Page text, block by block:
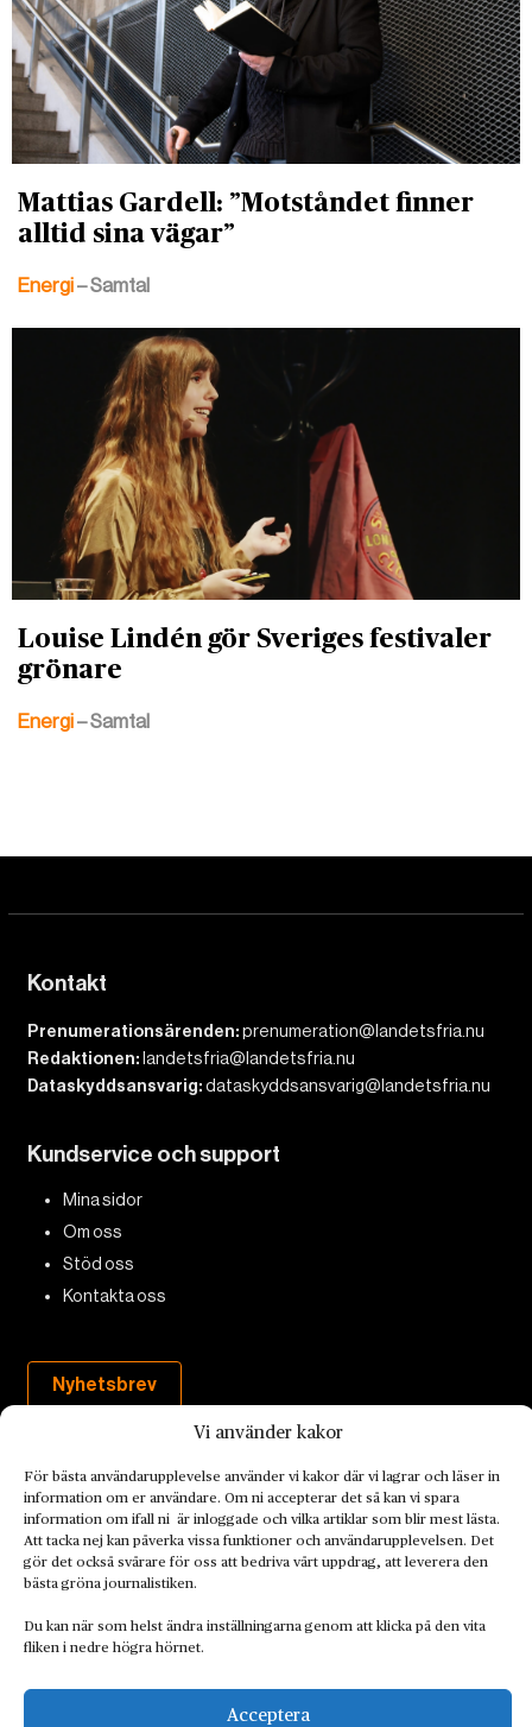
Vi använder kakor
För bästa användarupplevelse använder vi kakor där vi lagrar och läser in
information om er användare. Om ni accepterar det så kan vi spara
information om ifall ni är inloggade och vilka artiklar som blir mest lästa.
Att tacka nej kan påverka vissa funktioner och användarupplevelsen. Det
gör det också svårare för oss att bedriva vårt uppdrag, att leverera den
bästa gröna journalistiken.
Du kan när som helst ändra inställningarna genom att klicka på den vita
fliken i nedre högra hörnet.
Acceptera
Mattias Gardell: ”Motståndet finner
alltid sina vägar”
Energi– Samtal
Louise Lindén gör Sveriges festivaler
grönare
Energi– Samtal
Kontakt
Prenumerationsärenden:prenumeration@landetsfria.nu
Redaktionen: landetsfria@landetsfria.nu
Dataskyddsansvarig:dataskyddsansvarig@landetsfria.nu
Kundservice och support
Mina sidor
Om oss
Stöd oss
Kontakta oss
Nyhetsbrev
Landets Fria Tidning är en nyhetstidning med bred bevakning av
omställningsrörelsen. En omställning till ett hållbart samhälle går